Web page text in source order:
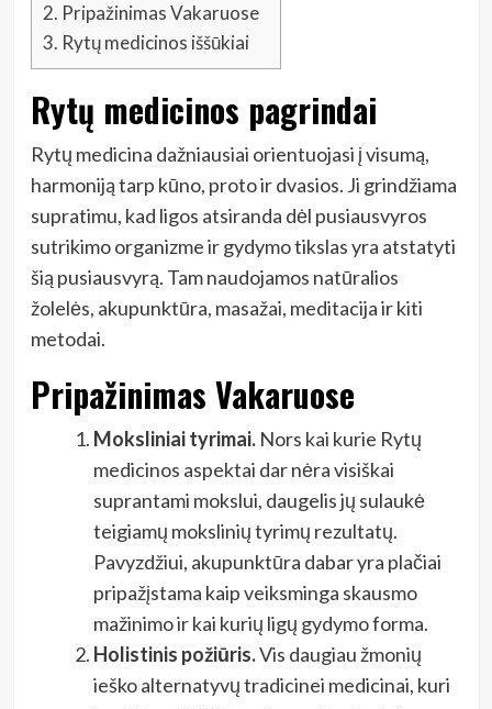
2. Pripažinimas Vakaruose
3. Rytų medicinos iššūkiai
Rytų medicinos pagrindai
Rytų medicina dažniausiai orientuojasi į visumą,
harmoniją tarp kūno, proto ir dvasios. Ji grindžiama
supratimu, kad ligos atsiranda dėl pusiausvyros
sutrikimo organizme ir gydymo tikslas yra atstatyti
šią pusiausvyrą. Tam naudojamos natūralios
žolelės, akupunktūra, masažai, meditacija ir kiti
metodai.
Pripažinimas Vakaruose
Moksliniai tyrimai.Nors kai kurie Rytų
medicinos aspektai dar nėra visiškai
suprantami mokslui, daugelis jų sulaukė
teigiamų mokslinių tyrimų rezultatų.
Pavyzdžiui, akupunktūra dabar yra plačiai
pripažįstama kaip veiksminga skausmo
mažinimo ir kai kurių ligų gydymo forma.
Holistinis požiūris.Vis daugiau žmonių
ieško alternatyvų tradicinei medicinai, kuri